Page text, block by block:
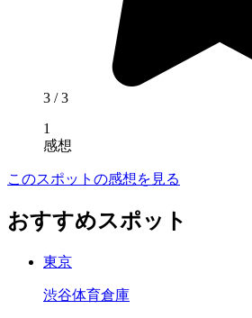
3 / 3
1
感想
このスポットの感想を見る
おすすめスポット
東京
渋谷体育倉庫